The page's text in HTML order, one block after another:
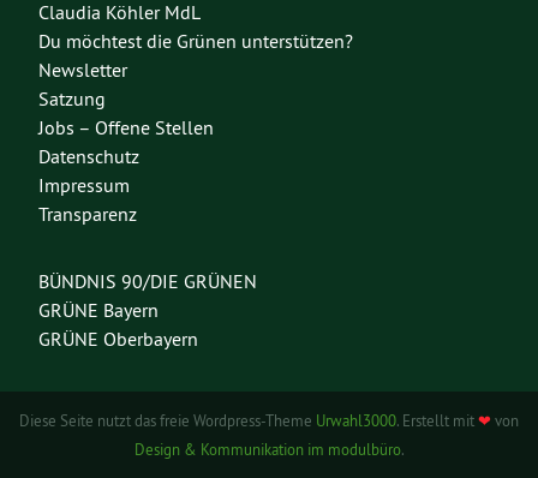
Claudia Köhler MdL
Du möchtest die Grünen unterstützen?
Newsletter
Satzung
Jobs – Offene Stellen
Datenschutz
Impressum
Transparenz
BÜNDNIS 90/DIE GRÜNEN
GRÜNE Bayern
GRÜNE Oberbayern
Diese Seite nutzt das freie Wordpress-Theme Urwahl3000. Erstellt mit❤ von
Design & Kommunikation im modulbüro.